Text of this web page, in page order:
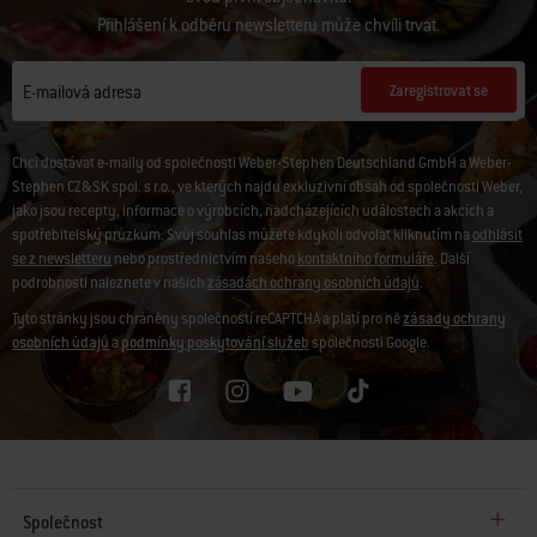
Přihlášení k odběru newsletteru může chvíli trvat.
E-mailová adresa Zaregistrovat se
Chci dostávat e-maily od společnosti Weber-Stephen Deutschland GmbH a Weber-
Stephen CZ&SK spol. s r.o., ve kterých najdu exkluzivní obsah od společnosti Weber,
jako jsou recepty, informace o výrobcích, nadcházejících událostech a akcích a
spotřebitelský průzkum. Svůj souhlas můžete kdykoli odvolat kliknutím na odhlásit
se z newsletteru nebo prostřednictvím našehokontaktního formuláře. Další
podrobnosti naleznete v našich zásadách ochrany osobních údajů.
Tyto stránky jsou chráněny společností reCAPTCHA a platí pro nězásady ochrany
osobních údajů apodmínky poskytování služebspolečnosti Google.
Společnost